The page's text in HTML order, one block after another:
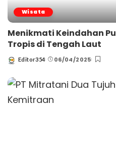
Wisata
Menikmati Keindahan
Tropis di Tengah Laut
Posted
Editor354 06/04/2025